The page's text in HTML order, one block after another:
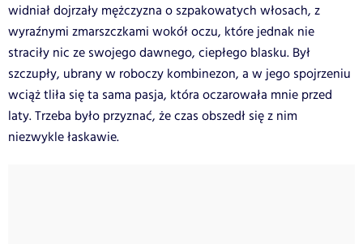
widniał dojrzały mężczyzna o szpakowatych włosach, z
wyraźnymi zmarszczkami wokół oczu, które jednak nie
straciły nic ze swojego dawnego, ciepłego blasku. Był
szczupły, ubrany w roboczy kombinezon, a w jego spojrzeniu
wciąż tliła się ta sama pasja, która oczarowała mnie przed
laty. Trzeba było przyznać, że czas obszedł się z nim
niezwykle łaskawie.